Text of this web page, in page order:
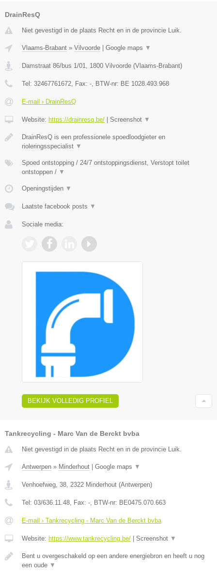
DrainResQ
Niet gevestigd in de plaats Recht en in de provincie Luik.
Vlaams-Brabant » Vilvoorde | Google maps ▼
Damstraat 86/bus 1/01 1800 Vilvoorde (Vlaams-Brabant)
Tel: 32467761672 , Fax: - , BTW-nr: BE 1028.493.968
E-mail › DrainResQ
Website: https://drainresq.be/ | Screenshot ▼
DrainResQ is een professionele spoedloodgieter en
rioleringsspecialist ▼
Spoed ontstopping / 24/7 ontstoppingsdienst, Verstopt toilet
ontstoppen / ▼
Openingstijden ▼
Laatste facebook posts ▼
Sociale media:
BEKIJK VOLLEDIG PROFIEL
Tankrecycling - Marc Van de Berckt bvba
Niet gevestigd in de plaats Recht en in de provincie Luik.
Antwerpen » Minderhout | Google maps ▼
Venhoefweg, 38 2322 Minderhout (Antwerpen)
Tel: 03/636.11.48 , Fax: - , BTW-nr: BE0475.070.663
E-mail › Tankrecycling - Marc Van de Berckt bvba
Website: https://www.tankrecycling.be/ | Screenshot ▼
Bent u overgeschakeld op een andere energiebron en heeft u nog
een oude ▼